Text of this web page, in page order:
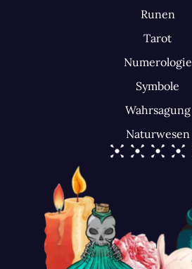
Runen
Tarot
Numerologie
Symbole
Wahrsagung
Naturwesen